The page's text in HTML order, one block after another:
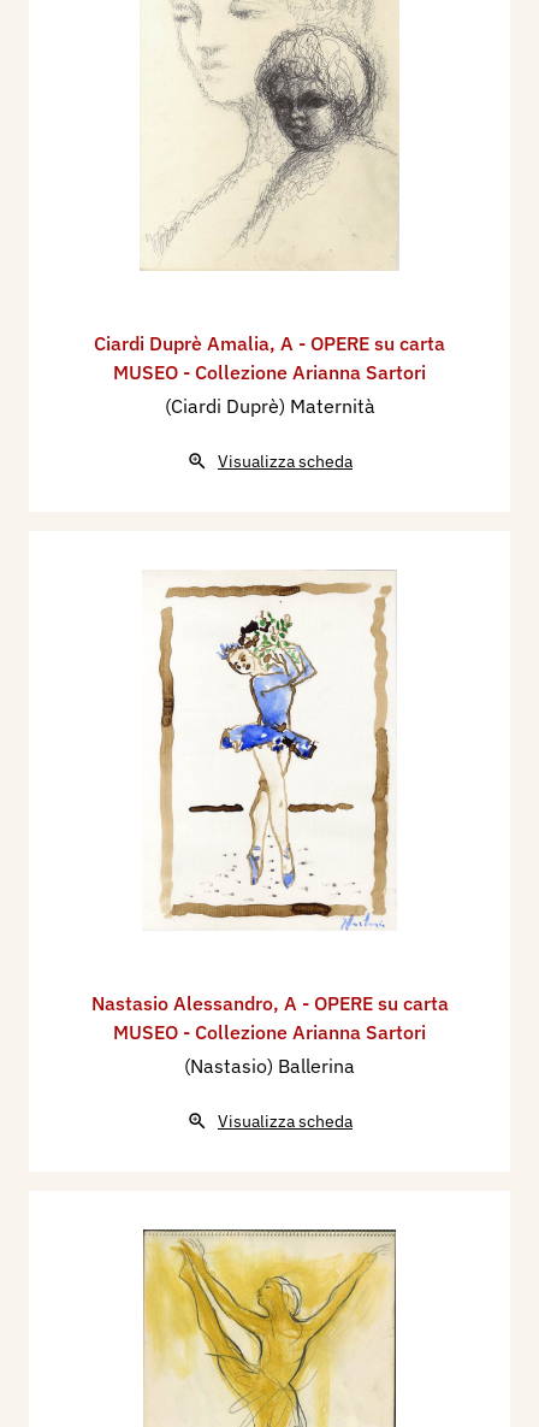
Ciardi Duprè Amalia, A - OPERE su carta
MUSEO - Collezione Arianna Sartori
(Ciardi Duprè) Maternità
Visualizza scheda
Nastasio Alessandro, A - OPERE su carta
MUSEO - Collezione Arianna Sartori
(Nastasio) Ballerina
Visualizza scheda